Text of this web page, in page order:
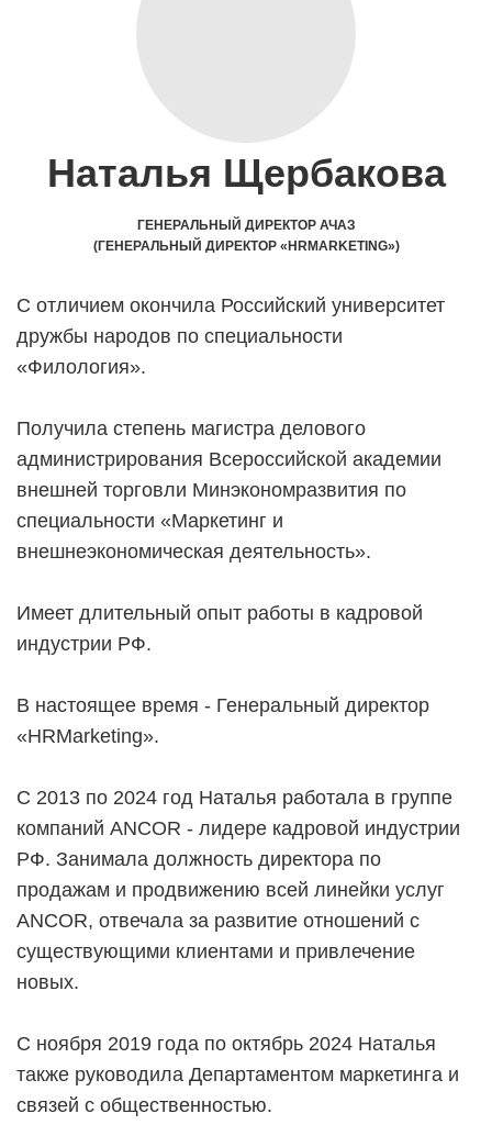
Наталья Щербакова
ГЕНЕРАЛЬНЫЙ ДИРЕКТОР АЧАЗ
(ГЕНЕРАЛЬНЫЙ ДИРЕКТОР «HRMARKETING»)
С отличием окончила Российский университет
дружбы народов по специальности
«Филология».
Получила степень магистра делового
администрирования Всероссийской академии
внешней торговли Минэкономразвития по
специальности «Маркетинг и
внешнеэкономическая деятельность».
Имеет длительный опыт работы в кадровой
индустрии РФ.
В настоящее время - Генеральный директор
«HRMarketing».
С 2013 по 2024 год Наталья работала в группе
компаний ANCOR - лидере кадровой индустрии
РФ. Занимала должность директора по
продажам и продвижению всей линейки услуг
ANCOR, отвечала за развитие отношений с
существующими клиентами и привлечение
новых.
С ноября 2019 года по октябрь 2024 Наталья
также руководила Департаментом маркетинга и
связей с общественностью.